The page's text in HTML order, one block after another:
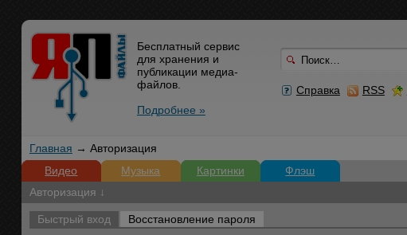
Справка RSS
Бесплатный сервис
для хранения и
публикации медиа-
файлов.
Подробнее »
Главная → Авторизация
Видео
Музыка Картинки
Флэш
Авторизация ↓
Быстрый вход Восстановление пароля